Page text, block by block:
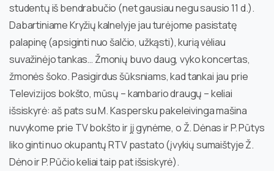
studentų iš bendrabučio (net gausiau negu sausio 11 d.).
Dabartiniame Kryžių kalnelyje jau turėjome pasistatę
palapinę (apsiginti nuo šalčio, užkąsti), kurią vėliau
suvažinėjo tankas… Žmonių buvo daug, vyko koncertas,
žmonės šoko. Pasigirdus šūksniams, kad tankai jau prie
Televizijos bokšto, mūsų – kambario draugų – keliai
išsiskyrė: aš pats su M. Kaspersku pakeleivinga mašina
nuvykome prie TV bokšto ir jį gynėme, o Ž. Dėnas ir P. Pūtys
liko ginti nuo okupantų RTV pastato (įvykių sumaištyje Ž.
Dėno ir P. Pūčio keliai taip pat išsiskyrė).